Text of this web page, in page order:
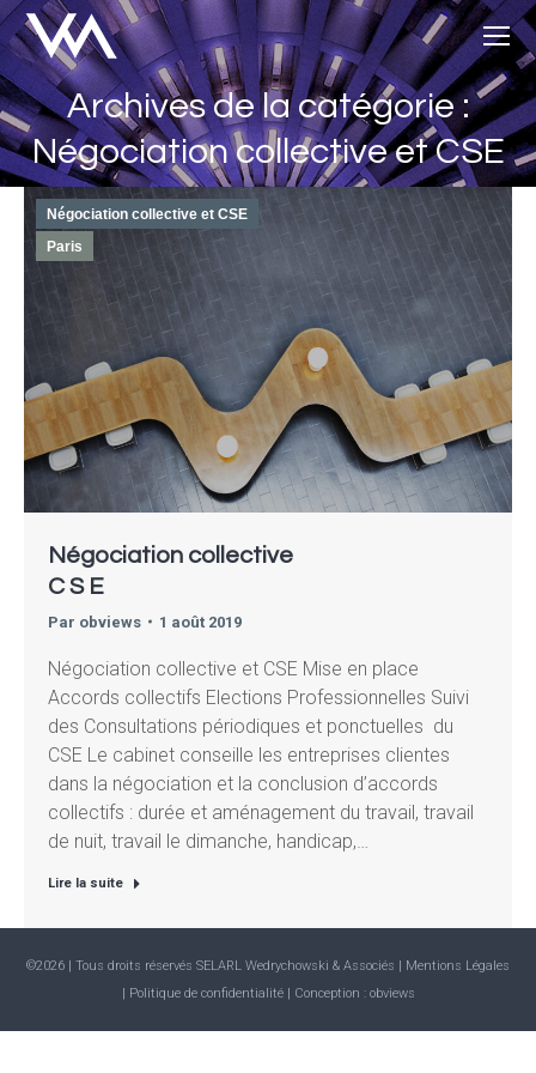
Archives de la catégorie :
Négociation collective et CSE
Vous êtes ici :
Négociation collective et CSE
Paris
Négociation collective
C S E
Par obviews 1 août 2019
Négociation collective et CSE Mise en place
Accords collectifs Elections Professionnelles Suivi
des Consultations périodiques et ponctuelles du
CSE Le cabinet conseille les entreprises clientes
dans la négociation et la conclusion d’accords
collectifs : durée et aménagement du travail, travail
de nuit, travail le dimanche, handicap,…
Lire la suite
©2026 | Tous droits réservés SELARL Wedrychowski & Associés | Mentions Légales
| Politique de confidentialité | Conception : obviews